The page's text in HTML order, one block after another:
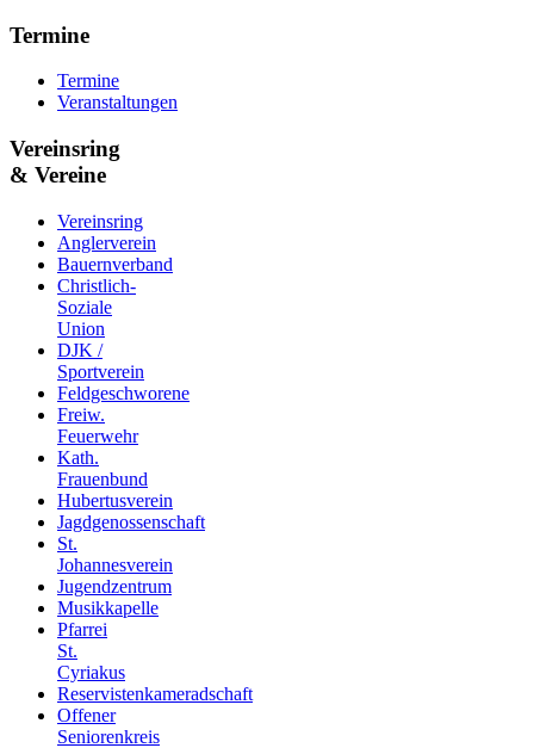
Termine
Termine
Veranstaltungen
Vereinsring
& Vereine
Vereinsring
Anglerverein
Bauernverband
Christlich-
Soziale
Union
DJK /
Sportverein
Feldgeschworene
Freiw.
Feuerwehr
Kath.
Frauenbund
Hubertusverein
Jagdgenossenschaft
St.
Johannesverein
Jugendzentrum
Musikkapelle
Pfarrei
St.
Cyriakus
Reservistenkameradschaft
Offener
Seniorenkreis